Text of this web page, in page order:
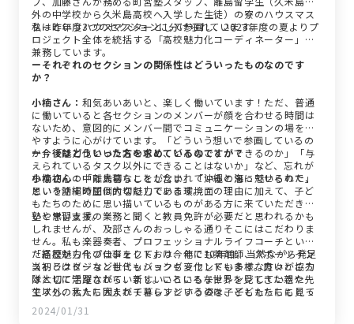
外の中学校から久米島高校へ入学した生徒）の寮のハウスマス
ターという3つのセクションに分けられています。
私は昨年度ハウスマスターとして参画し、2023年度の夏よりプ
ロジェクト全体を統括する「高校魅力化コーディネーター」も
兼務しています。
ーそれぞれのセクションの関係性はどういったものなのです
か？
小楠さん： 和気あいあいと、楽しく働いています！ただ、普通
に働いていると各セクションのメンバーが顔を合わせる時間は
ないため、意図的にメンバー間でコミュニケーションの場を増
やすように心がけています。「どういう想いで参画しているの
か」「魅力化という名のもと、どんなことができるのか」「与
えられているタスク以外にできることはないか」など、忘れが
ちな初心の中に大切なことが含まれていると思っているので、
思いを話す時間は大切にしています。
ー今後はどういった方を求めているのですか？
小楠さん：「離島暮らしをしたい」「沖縄の海に魅せられた」
という沖縄の圧倒的な魅力である環境面の理由に加えて、子ど
もたちのために思い描いているものがある方に来ていただきた
いと思います。
塾や学習支援の業務と聞くと教員免許が必要だと思われるかも
しれませんが、及部さんのおっしゃる通りそこにはこだわりま
せん。私も楽器奏者、プロフェッショナルライフコーチといっ
た経歴から今の仕事をしており、他にも薬剤師、スポーツイン
ストラクターなど世代もバックグラウンドも多様な方々が協力
隊として活躍されています。いろいろな世界を見てきた親や先
生以外の大人に囲まれて暮らすというのは、子どもたちにとっ
て大きなメリットとなるのではないでしょうか。
「高校魅力化プロジェクト」は今年で10年目。当然ながら発足
当初とはビジョンもミッションも変化しています。良いところ
は大切に守りながら、新しいことにもチャレンジしていきたい
ですし、私たち大人がチャレンジする姿を子どもたちにも見て
ほしいと思っています。「失敗はない」ということをプロジェ
クトメンバーと共に子どもたちにも伝えていきたい。そこに共
2024/01/31